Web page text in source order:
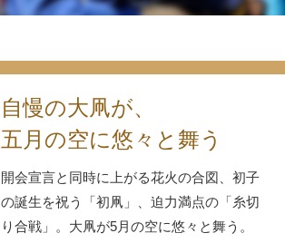
自慢の大凧が、
五月の空に悠々と舞う
開会宣言と同時に上がる花火の合図、初子
の誕生を祝う「初凧」、迫力満点の「糸切
り合戦」。大凧が5月の空に悠々と舞う。